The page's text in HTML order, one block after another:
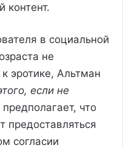
контент.
в социальной
не
эротике, Альтман
если не
что
предоставляться
согласии